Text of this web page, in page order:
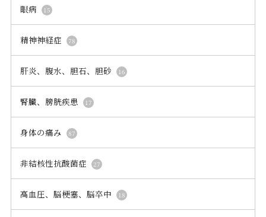
眼病 15
精神神経症 78
肝炎、腹水、胆石、胆砂 16
腎臓、膀胱疾患 17
身体の痛み 87
非結核性抗酸菌症 27
高血圧、脳梗塞、脳卒中 18